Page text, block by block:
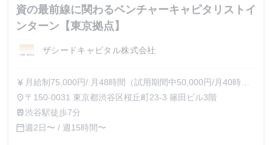
資の最前線に関わるベンチャーキャピタリストイ
ンターン【東京拠点】
ザシードキャピタル株式会社
currency_yen 月給制75,000円/ 月48時間（試用期間中50,000円/月40時
間） 時給制1,226円-
place 〒150-0031 東京都渋谷区桜丘町23-3 篠田ビル3階
train渋谷駅徒歩7分
calendar_today週2日〜 / 週15時間〜